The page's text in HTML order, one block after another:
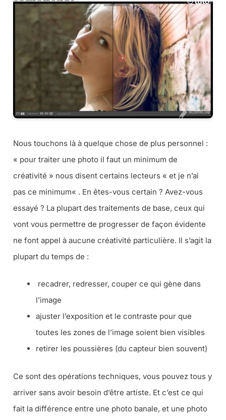
Nous touchons là à quelque chose de plus personnel :
« pour traiter une photo il faut un minimum de
créativité » nous disent certains lecteurs « et je n’ai
pas ce minimum« . En êtes-vous certain ? Avez-vous
essayé ? La plupart des traitements de base, ceux qui
vont vous permettre de progresser de façon évidente
ne font appel à aucune créativité particulière. Il s’agit la
plupart du temps de :
recadrer, redresser, couper ce qui gène dans
l’image
ajuster l’exposition et le contraste pour que
toutes les zones de l’image soient bien visibles
retirer les poussières (du capteur bien souvent)
Ce sont des opérations techniques, vous pouvez tous y
arriver sans avoir besoin d’être artiste. Et c’est ce qui
fait la différence entre une photo banale, et une photo